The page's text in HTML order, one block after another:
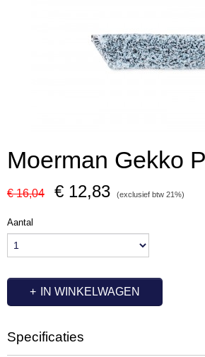
Moerman Gekko
€ 16,04 € 12,83 (exclusief btw 21%)
Aantal
IN WINKELWAGEN
Specificaties